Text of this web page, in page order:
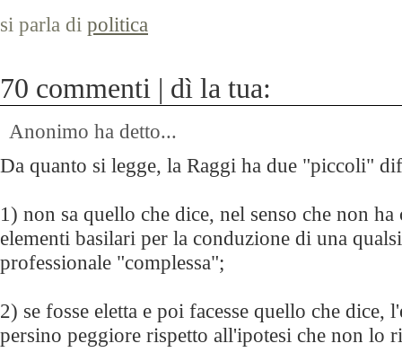
si parla di politica
70 commenti | dì la tua:
Anonimo ha detto...
Da quanto si legge, la Raggi ha due "piccoli"
1) non sa quello che dice, nel senso che non ha
elementi basilari per la conduzione di una
professionale "complessa";
2) se fosse eletta e poi facesse quello che dice,
persino peggiore rispetto all'ipotesi che non lo